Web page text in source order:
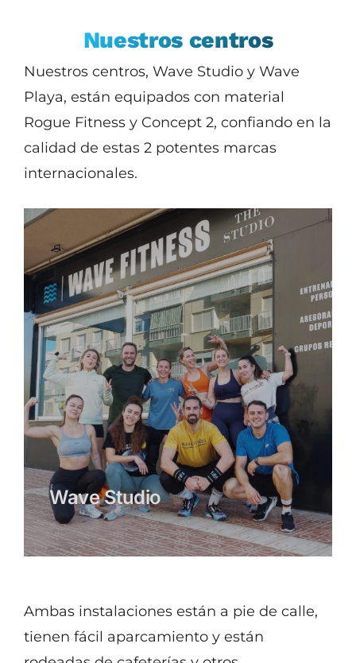
Workshops/Eventos
Wave Shop
Contacto
Nuestros centros
Nuestros centros, Wave Studio y Wave
Playa, están equipados con material
Rogue Fitness y Concept 2, confiando en la
calidad de estas 2 potentes marcas
internacionales.
Wave Studio
Ambas instalaciones están a pie de calle,
tienen fácil aparcamiento y están